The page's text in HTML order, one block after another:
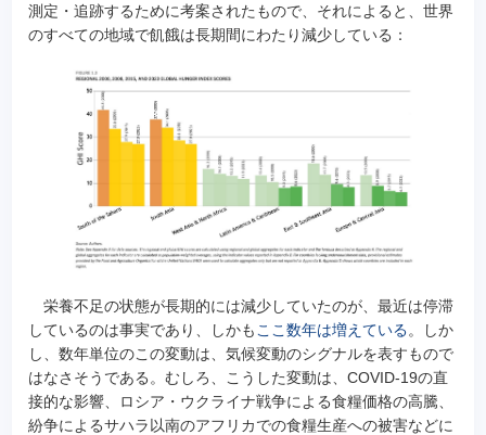
測定・追跡するために考案されたもので、それによると、世界
のすべての地域で飢餓は長期間にわたり減少している：
栄養不足の状態が長期的には減少していたのが、最近は停滞
しているのは事実であり、しかも ここ数年は増えている。しか
し、数年単位のこの変動は、気候変動のシグナルを表すもので
はなさそうである。むしろ、こうした変動は、COVID-19の直
接的な影響、ロシア・ウクライナ戦争による食糧価格の高騰、
紛争によるサハラ以南のアフリカでの食糧生産への被害などに